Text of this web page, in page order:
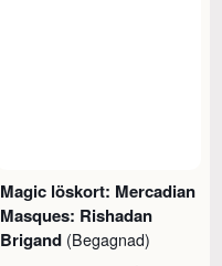
Magic löskort: Mercadian
Masques: Rishadan
Brigand (Begagnad)